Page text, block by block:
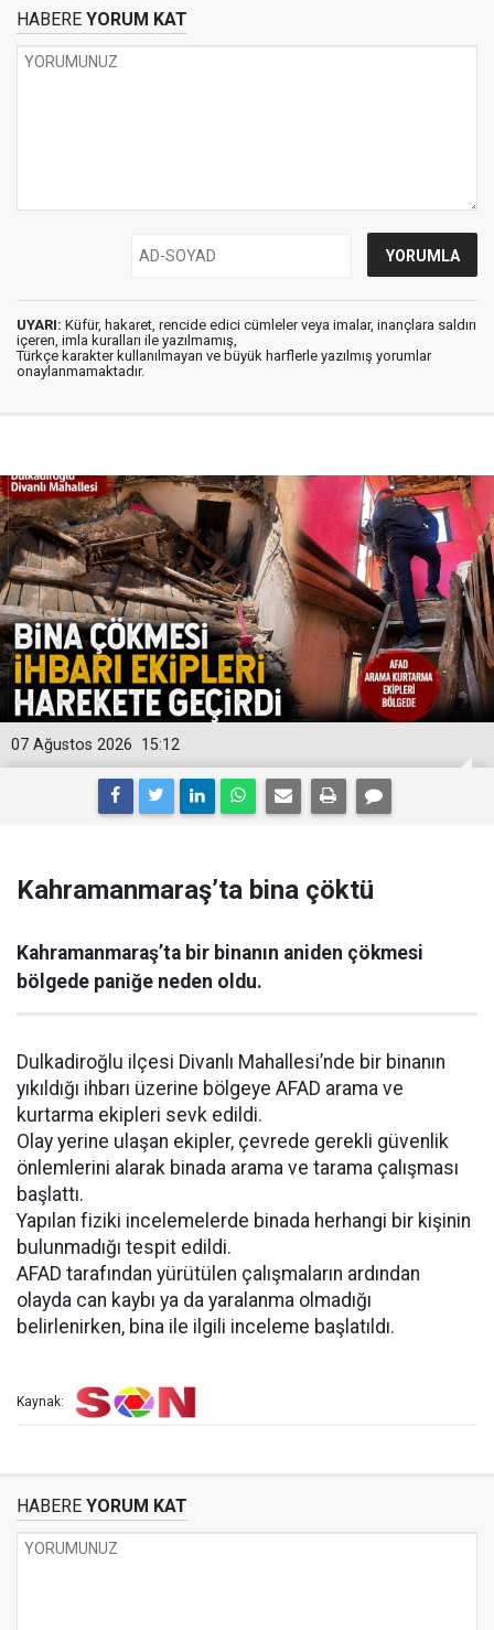
HABERE YORUM KAT
UYARI: Küfür, hakaret, rencide edici cümleler veya imalar, inançlara saldırı
içeren, imla kuralları ile yazılmamış,
Türkçe karakter kullanılmayan ve büyük harflerle yazılmış yorumlar
onaylanmamaktadır.
15:12
07 Ağustos 2026
Kahramanmaraş’ta bina çöktü
Kahramanmaraş’ta bir binanın aniden çökmesi
bölgede paniğe neden oldu.
Dulkadiroğlu ilçesi Divanlı Mahallesi’nde bir binanın
yıkıldığı ihbarı üzerine bölgeye AFAD arama ve
kurtarma ekipleri sevk edildi.
Olay yerine ulaşan ekipler, çevrede gerekli güvenlik
önlemlerini alarak binada arama ve tarama çalışması
başlattı.
Yapılan fiziki incelemelerde binada herhangi bir kişinin
bulunmadığı tespit edildi.
AFAD tarafından yürütülen çalışmaların ardından
olayda can kaybı ya da yaralanma olmadığı
belirlenirken, bina ile ilgili inceleme başlatıldı.
Kaynak:
HABERE YORUM KAT